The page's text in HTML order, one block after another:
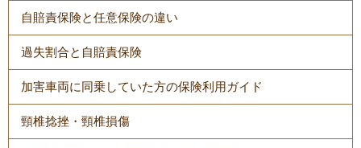
自賠責保険と任意保険の違い
過失割合と自賠責保険
加害車両に同乗していた方の保険利用ガイド
頸椎捻挫・頸椎損傷